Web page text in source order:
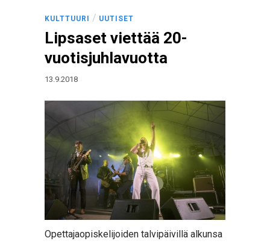
KULTTUURI / UUTISET
Lipsaset viettää 20-
vuotisjuhlavuotta
13.9.2018
Opettajaopiskelijoiden talvipäivillä alkunsa